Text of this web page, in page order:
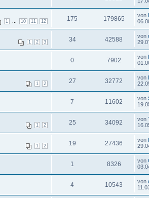
1 10 11 12 175 179865 von
1 2 3 34 42588 von
0 7902 von
1 2 27 32772 von
7 11602 von
1 2 25 34092 von
1 2 19 27436 von
1 8326 von
4 10543 von